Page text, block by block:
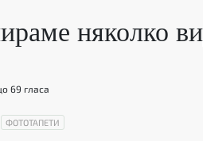
няколко
69 гласа
ФОТОТАПЕТИ